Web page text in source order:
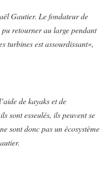
Gautier. Le fondateur de
retourner au large pendant
turbines est assourdissant»,
de kayaks et de
sont esseulés, ils peuvent se
sont donc pas un écosystème